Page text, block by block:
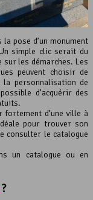
pose d’un monument
simple clic serait du
les démarches. Les
peuvent choisir de
la personnalisation de
d’acquérir des
fortement d’une ville à
pour trouver son
consulter le catalogue
un catalogue ou en
?